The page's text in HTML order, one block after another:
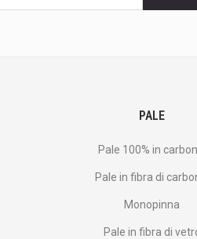
PALE
Pale 100% in
Pale in fibra di
Monopinna
Pale in fibra di